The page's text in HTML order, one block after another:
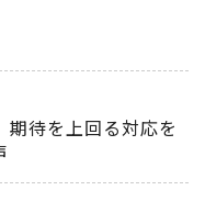
期待を上回る対応を